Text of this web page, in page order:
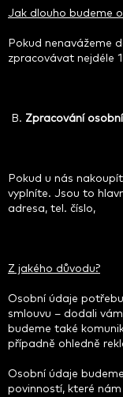
Jak dlouho budeme
Pokud nenavážeme
zpracovávat nejdéle
B. Zpracování
Pokud u nás
vyplníte. Jsou to
adresa, tel. číslo,
Z jakého důvodu?
Osobní údaje
smlouvu – dodali
budeme také
případně ohledně
Osobní údaje
povinností, které